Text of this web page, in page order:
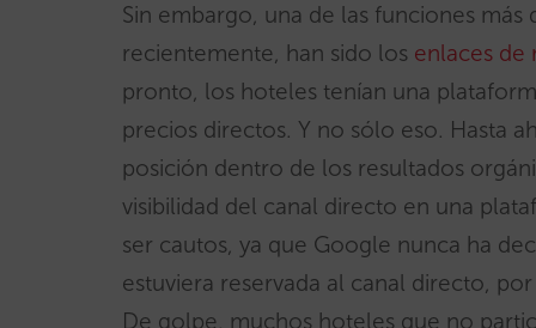
Sin embargo, una de las funciones
recientemente, han sido los enlaces de
pronto, los hoteles tenían una
precios directos. Y no sólo eso. Hasta
posición dentro de los resultados
visibilidad del canal directo en una
ser cautos, ya que Google nunca ha
estuviera reservada al canal directo,
De golpe, muchos hoteles que no